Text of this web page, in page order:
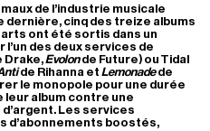
de l’industrie musicale
dernière, cinq des treize albums
ont été sortis dans un
des deux services de
Drake,Evolonde Future) ou Tidal
de Rihanna et Lemonadede
le monopole pour une durée
leur album contre une
Les services
d’abonnements boostés,